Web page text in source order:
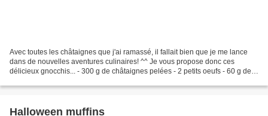
Avec toutes les châtaignes que j'ai ramassé, il fallait bien que je me lance
dans de nouvelles aventures culinaires! ^^ Je vous propose donc ces
délicieux gnocchis... - 300 g de châtaignes pelées - 2 petits oeufs - 60 g de
Halloween muffins